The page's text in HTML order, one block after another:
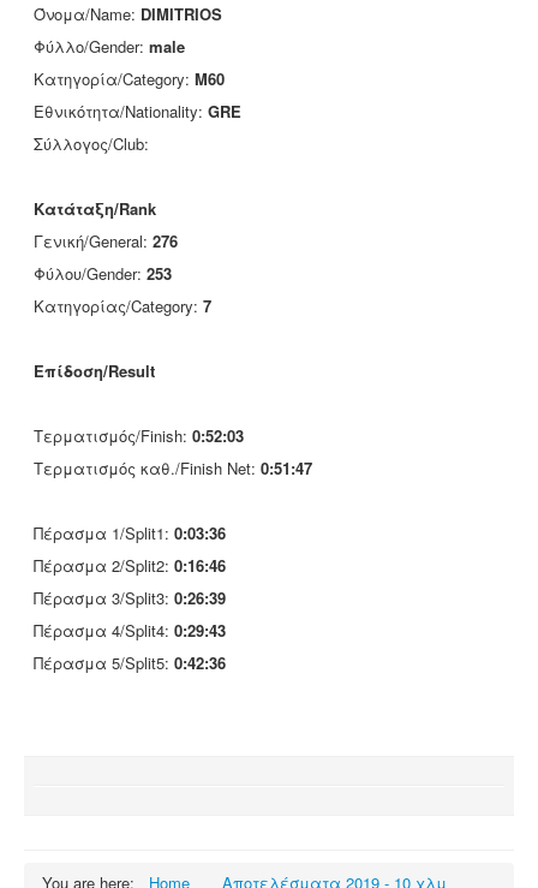
Όνομα/Name: DIMITRIOS
Φύλλο/Gender: male
Κατηγορία/Category: M60
Εθνικότητα/Nationality: GRE
Σύλλογος/Club:
Κατάταξη/Rank
Γενική/General: 276
Φύλου/Gender: 253
Κατηγορίας/Category: 7
Επίδοση/Result
Τερματισμός/Finish: 0:52:03
Τερματισμός καθ./Finish Net: 0:51:47
Πέρασμα 1/Split1: 0:03:36
Πέρασμα 2/Split2: 0:16:46
Πέρασμα 3/Split3: 0:26:39
Πέρασμα 4/Split4: 0:29:43
Πέρασμα 5/Split5: 0:42:36
You are here: Home
Αποτελέσματα 2019 - 10 χλμ